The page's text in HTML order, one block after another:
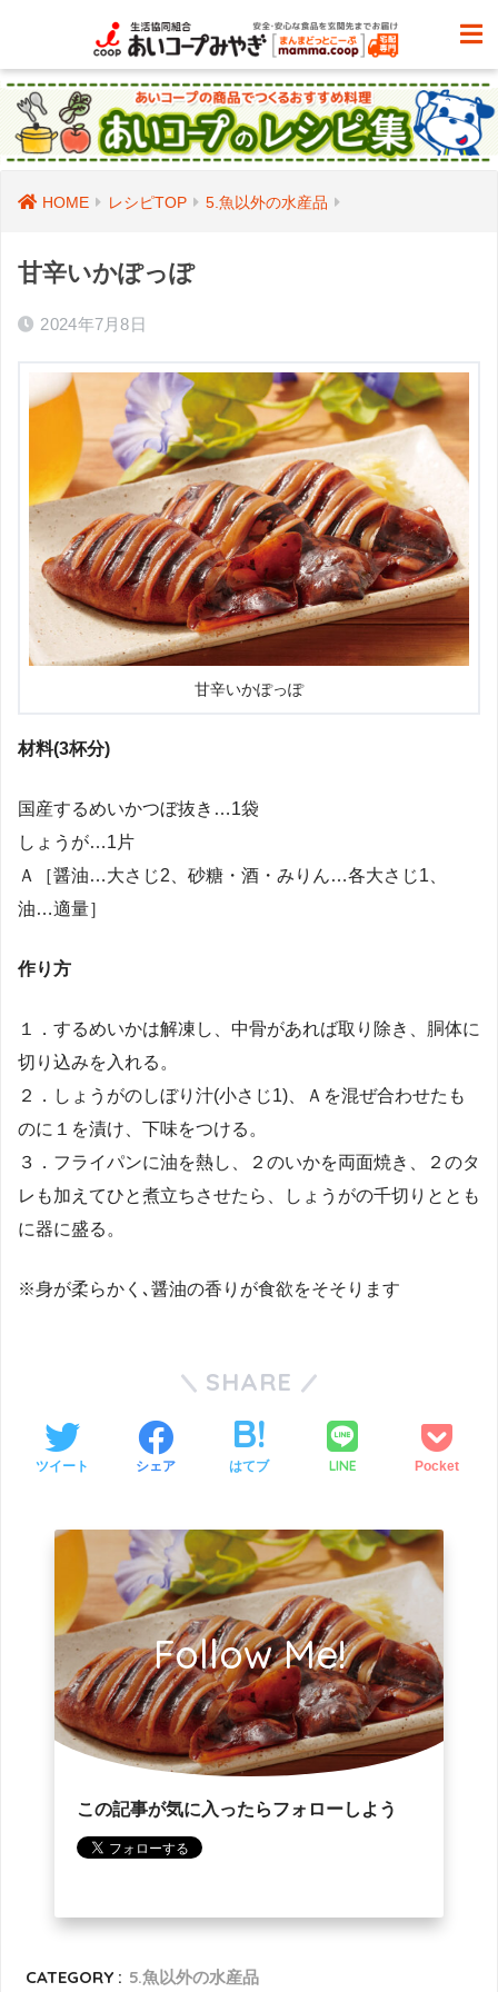
HOME レシピTOP 5.魚以外の水産品
甘辛いかぽっぽ
2024年7月8日
甘辛いかぽっぽ
材料(3杯分)
国産するめいかつぼ抜き…1袋
しょうが…1片
Ａ［醤油…大さじ2、砂糖・酒・みりん…各大さじ1、
油…適量］
作り方
１．するめいかは解凍し、中骨があれば取り除き、胴体に
切り込みを入れる。
２．しょうがのしぼり汁(小さじ1)、Ａを混ぜ合わせたも
のに１を漬け、下味をつける。
３．フライパンに油を熱し、２のいかを両面焼き、２のタ
レも加えてひと煮立ちさせたら、しょうがの千切りととも
に器に盛る。
※身が柔らかく､醤油の香りが食欲をそそります
SHARE
ツイート シェア はてブ LINE Pocket
Follow Me!
この記事が気に入ったらフォローしよう
CATEGORY : 5.魚以外の水産品